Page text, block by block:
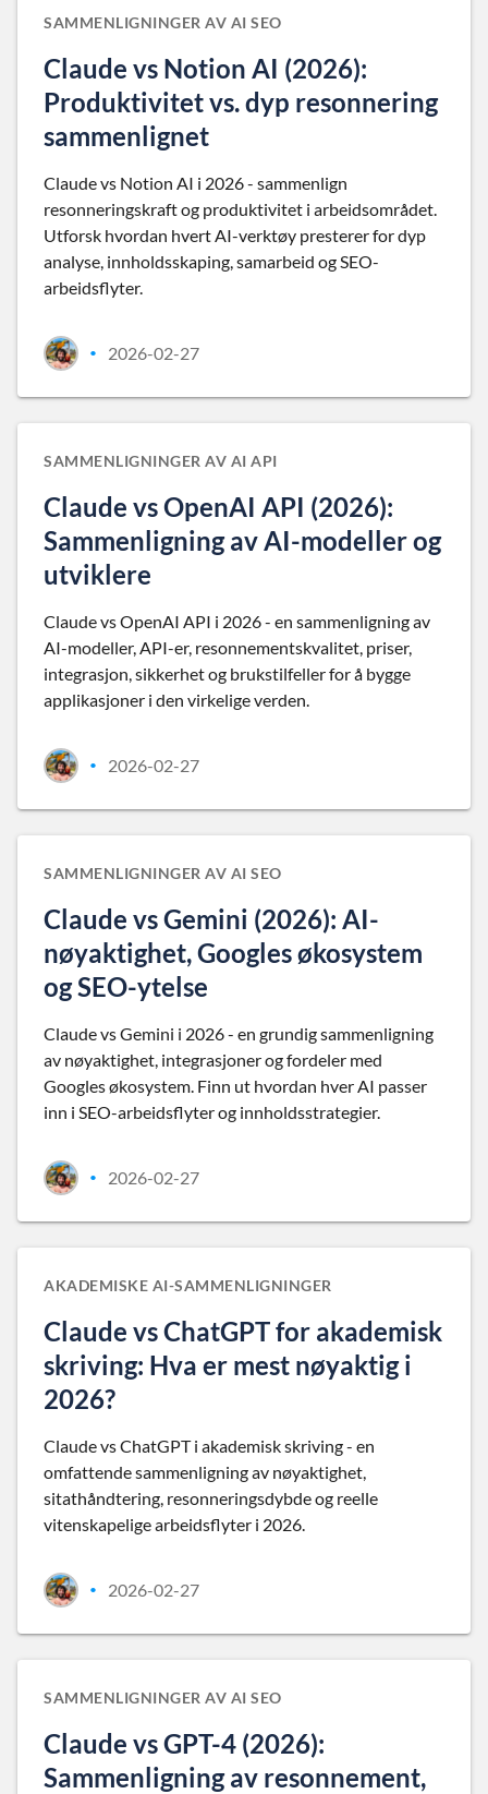
SAMMENLIGNINGER AV AI SEO
Claude vs Notion AI (2026):
Produktivitet vs. dyp resonnering
sammenlignet
Claude vs Notion AI i 2026 - sammenlign
resonneringskraft og produktivitet i arbeidsområdet.
Utforsk hvordan hvert AI-verktøy presterer for dyp
analyse, innholdsskaping, samarbeid og SEO-
arbeidsflyter.
• 2026-02-27
SAMMENLIGNINGER AV AI API
Claude vs OpenAI API (2026):
Sammenligning av AI-modeller og
utviklere
Claude vs OpenAI API i 2026 - en sammenligning av
AI-modeller, API-er, resonnementskvalitet, priser,
integrasjon, sikkerhet og brukstilfeller for å bygge
applikasjoner i den virkelige verden.
• 2026-02-27
SAMMENLIGNINGER AV AI SEO
Claude vs Gemini (2026): AI-
nøyaktighet, Googles økosystem
og SEO-ytelse
Claude vs Gemini i 2026 - en grundig sammenligning
av nøyaktighet, integrasjoner og fordeler med
Googles økosystem. Finn ut hvordan hver AI passer
inn i SEO-arbeidsflyter og innholdsstrategier.
• 2026-02-27
AKADEMISKE AI-SAMMENLIGNINGER
Claude vs ChatGPT for akademisk
skriving: Hva er mest nøyaktig i
2026?
Claude vs ChatGPT i akademisk skriving - en
omfattende sammenligning av nøyaktighet,
sitathåndtering, resonneringsdybde og reelle
vitenskapelige arbeidsflyter i 2026.
• 2026-02-27
SAMMENLIGNINGER AV AI SEO
Claude vs GPT-4 (2026):
Sammenligning av resonnement,